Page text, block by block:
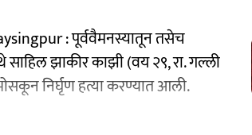
: पूर्ववैमनस्यातून तसेच
झाकीर काझी (वय २९, रा. गल्ली
निर्घृण हत्या करण्यात आली.